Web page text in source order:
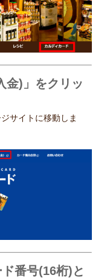
)」をクリッ
サイトに移動しま
番号(16桁)と